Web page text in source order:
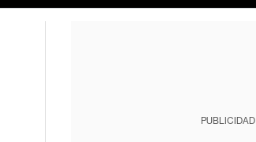
PUBLICIDAD